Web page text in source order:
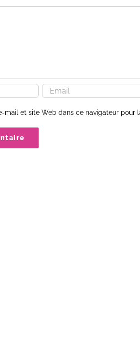
mail et site Web dans ce navigateur pour